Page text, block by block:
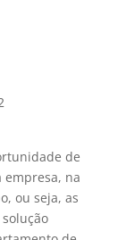
de
na
ou seja, as